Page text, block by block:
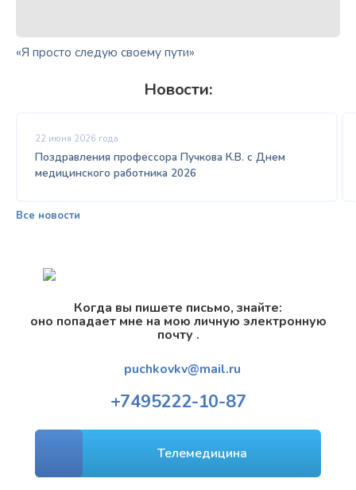
«Я просто следую своему пути»
Новости:
22 июня 2026 года
Поздравления профессора Пучкова К.В. с Днем
медицинского работника 2026
Все новости
Когда вы пишете письмо, знайте:
оно попадает мне на мою личную электронную
почту .
puchkovkv@mail.ru
+7495222-10-87
Телемедицина